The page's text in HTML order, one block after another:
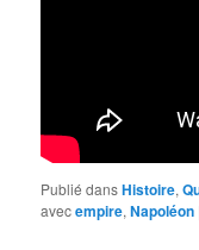
Publié dansHistoire,
avecempire,Napoléon